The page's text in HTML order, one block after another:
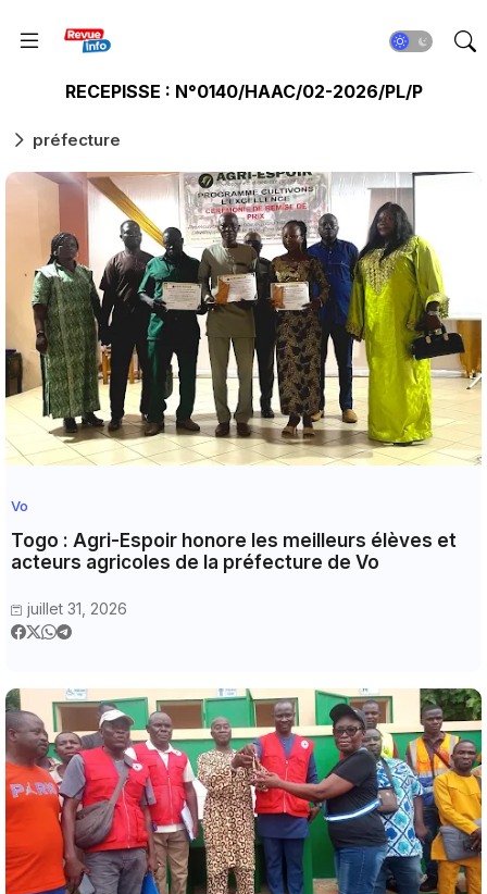
RECEPISSE : N°0140/HAAC/02-2026/PL/P
préfecture
Vo
Togo : Agri-Espoir honore les meilleurs élèves et
acteurs agricoles de la préfecture de Vo
juillet 31, 2026